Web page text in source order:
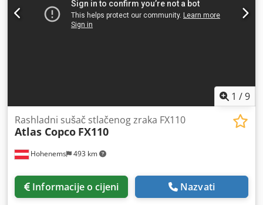
1 /9
Hohenems 493 km
Rashladni sušač stlačenog zraka FX110
Atlas Copco FX110
Informacije o cijeni Nazvati